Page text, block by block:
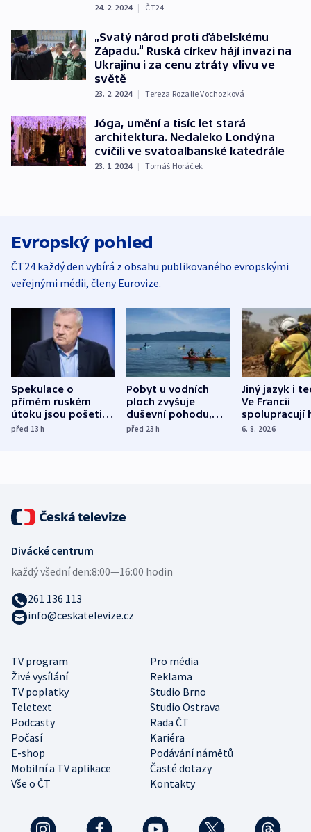
24. 2. 2024 | ČT24
„Svatý národ proti ďábelskému
Západu.“ Ruská církev hájí invazi na
Ukrajinu i za cenu ztráty vlivu ve
světě
23. 2. 2024 | Tereza Rozalie Vochozková
Jóga, umění a tisíc let stará
architektura. Nedaleko Londýna
cvičili ve svatoalbanské katedrále
23. 1. 2024 | Tomáš Horáček
Evropský pohled
ČT24 každý den vybírá z obsahu publikovaného evropskými
veřejnými médii, členy Eurovize.
Spekulace o
přímém ruském
útoku jsou pošetilé,
míní estonský
před 13h
Pobyt u vodních
ploch zvyšuje
duševní pohodu,
ukázala
před 23h
Jiný jazyk i
Ve Francii
spolupracují
různých zemí
6. 8. 2026
TV program
Pro média
Živé vysílání
Reklama
TV poplatky
Studio Brno
Teletext
Studio Ostrava
Podcasty
Rada ČT
Počasí
Kariéra
E-shop
Podávání námětů
Mobilní a TV aplikace
Časté dotazy
Vše o ČT
Kontakty
Divácké centrum
každý všední den:8:00—16:00 hodin
261 136 113
info@ceskatelevize.cz